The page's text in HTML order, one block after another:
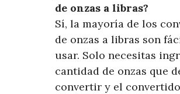
de onzas a libras?
Sí, la mayoría de los
de onzas a libras son
usar. Solo necesitas
cantidad de onzas que
convertir y el